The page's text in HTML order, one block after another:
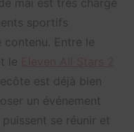
mai est très chargé
sportifs
Entre le
le
est déjà bien
un événement
se réunir et